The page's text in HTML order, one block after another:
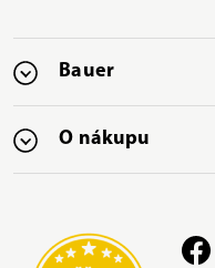
Bauer
O nákupu